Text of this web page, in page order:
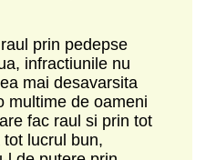
prin pedepse
infractiunile nu
mai desavarsita
multime de oameni
fac raul si prin tot
lucrul bun,